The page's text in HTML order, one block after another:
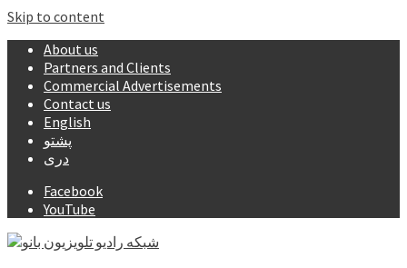
Skip to content
About us
Partners and Clients
Commercial Advertisements
Contact us
English
پشتو
دری
Facebook
YouTube